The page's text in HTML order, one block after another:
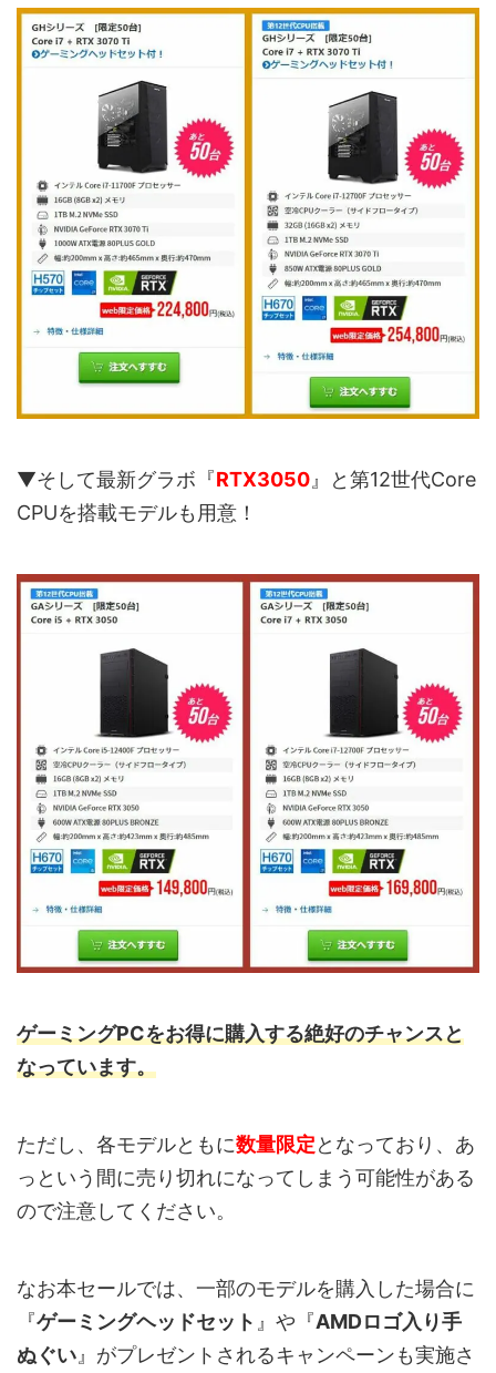
▼そして最新グラボ『RTX3050 』と第12世代Core
CPUを搭載モデルも用意！
ゲーミングPCをお得に購入する絶好のチャンスと
なっています。
ただし、各モデルともに数量限定となっており、あ
っという間に売り切れになってしまう可能性がある
ので注意してください。
なお本セールでは、一部のモデルを購入した場合に
『ゲーミングヘッドセット 』や『AMDロゴ入り手
ぬぐい』がプレゼントされるキャンペーンも実施さ